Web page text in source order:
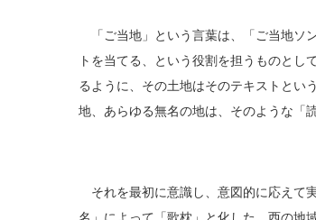
「ご当地」という言葉は、「ご当地ソ
トを当てる、という役割を担うものと
るように、その土地はそのテキストとい
地、あらゆる無名の地は、そのような「
それを最初に意識し、意図的に応えて